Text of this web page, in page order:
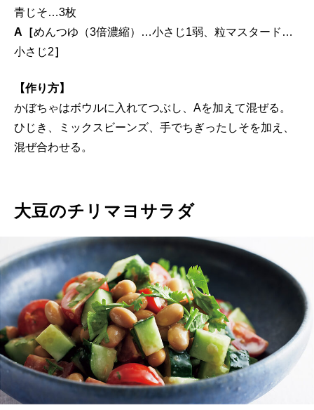
青じそ…3枚
A［めんつゆ（3倍濃縮）…小さじ1弱、粒マスタード…
小さじ2］
【作り方】
かぼちゃはボウルに入れてつぶし、Aを加えて混ぜる。
ひじき、ミックスビーンズ、手でちぎったしそを加え、
混ぜ合わせる。
大豆のチリマヨサラダ